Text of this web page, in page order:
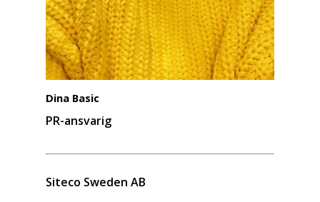
Dina Basic
PR-ansvarig
Siteco Sweden AB